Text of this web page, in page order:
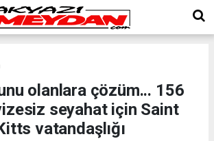
olanlara çözüm... 156
seyahat için Saint
vatandaşlığı